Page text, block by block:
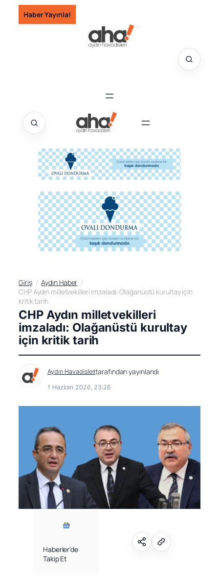
İçeriğe
geç
Haber Yayınla!
Giriş
Aydın Haber
CHP Aydın milletvekilleri imzaladı: Olağanüstü kurultay için
kritik tarih
CHP Aydın milletvekilleri
imzaladı: Olağanüstü kurultay
için kritik tarih
Aydın Havadisleritarafından yayınlandı
1 Haziran 2026, 23:26
Haberler’de
Takip Et